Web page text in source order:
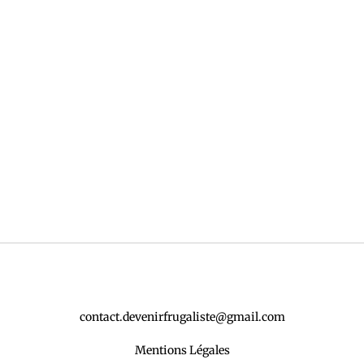
contact.devenirfrugaliste@gmail.com
Mentions Légales